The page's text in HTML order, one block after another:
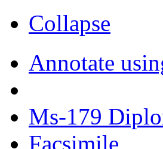
Collapse
Annotate
Ms-179
Facsimile